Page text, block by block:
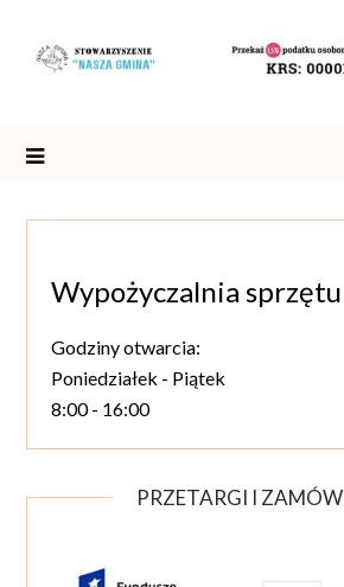
content
Wypożyczalnia sprzętu
Godziny otwarcia:
Poniedziałek - Piątek
8:00 - 16:00
PRZETARGI I